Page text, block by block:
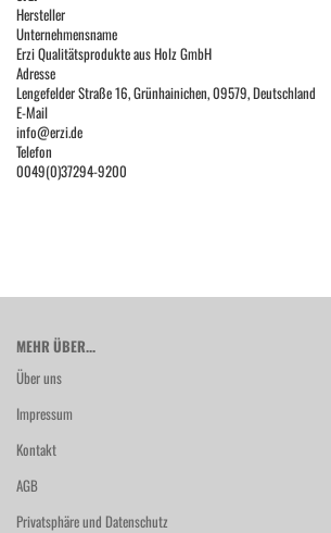
Hersteller
Unternehmensname
Erzi Qualitätsprodukte aus Holz GmbH
Adresse
Lengefelder Straße 16, Grünhainichen, 09579, Deutschland
E-Mail
info@erzi.de
Telefon
0049(0)37294-9200
MEHR ÜBER...
Über uns
Impressum
Kontakt
AGB
Privatsphäre und Datenschutz